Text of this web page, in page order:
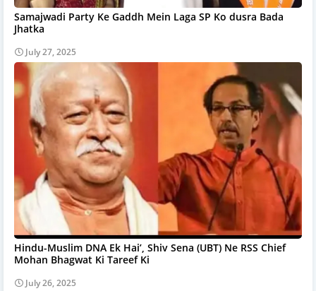
Samajwadi Party Ke Gaddh Mein Laga SP Ko dusra Bada
Jhatka
July 27, 2025
Hindu-Muslim DNA Ek Hai’, Shiv Sena (UBT) Ne RSS Chief
Mohan Bhagwat Ki Tareef Ki
July 26, 2025